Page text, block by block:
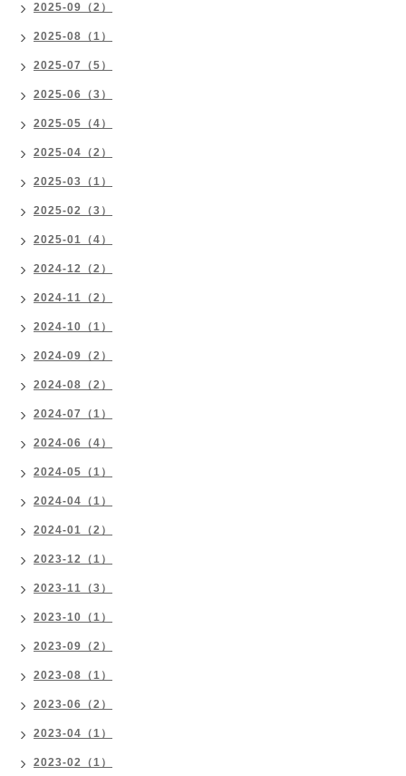
2025-09（2）
2025-08（1）
2025-07（5）
2025-06（3）
2025-05（4）
2025-04（2）
2025-03（1）
2025-02（3）
2025-01（4）
2024-12（2）
2024-11（2）
2024-10（1）
2024-09（2）
2024-08（2）
2024-07（1）
2024-06（4）
2024-05（1）
2024-04（1）
2024-01（2）
2023-12（1）
2023-11（3）
2023-10（1）
2023-09（2）
2023-08（1）
2023-06（2）
2023-04（1）
2023-02（1）